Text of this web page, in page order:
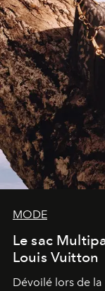
MODE
Le sac
Louis Vuitton
Dévoilé lors de